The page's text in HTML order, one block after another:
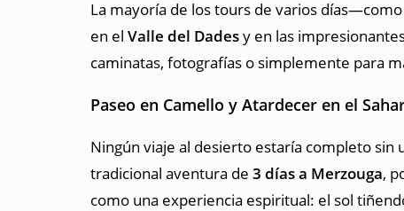
La mayoría de los tours de varios
en el Valle del Dadesy en las
caminatas, fotografías o simplemente para
Paseo en Camello y Atardecer en el
Ningún viaje al desierto estaría completo sin
tradicional aventura de 3 días a Merzouga,
como una experiencia espiritual: el sol